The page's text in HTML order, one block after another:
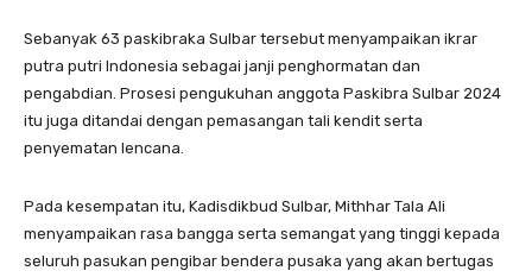
Sebanyak 63 paskibraka Sulbar tersebut menyampaikan ikrar
putra putri Indonesia sebagai janji penghormatan dan
pengabdian. Prosesi pengukuhan anggota Paskibra Sulbar 2024
itu juga ditandai dengan pemasangan tali kendit serta
penyematan lencana.
Pada kesempatan itu, Kadisdikbud Sulbar, Mithhar Tala Ali
menyampaikan rasa bangga serta semangat yang tinggi kepada
seluruh pasukan pengibar bendera pusaka yang akan bertugas